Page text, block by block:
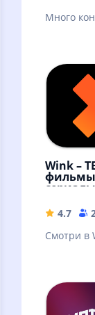
Много
прямые
сериалы и
Wink –
сериалы
4.7
Смотри в
каналы